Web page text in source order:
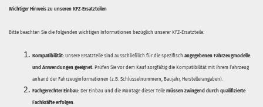
Wichtiger Hinweis zu unseren KFZ-Ersatzteilen
Bitte beachten Sie die folgenden wichtigen Informationen bezüglich unserer KFZ-Ersatzteile:
Kompatibilität: Unsere Ersatzteile sind ausschließlich für die spezifisch angegebenen Fahrzeugmodelle
und Anwendungen geeignet. Prüfen Sie vor dem Kauf sorgfältig die Kompatibilität mit Ihrem Fahrzeug
anhand der Fahrzeuginformationen (z.B. Schlüsselnummern, Baujahr, Herstellerangaben).
Fachgerechter Einbau: Der Einbau und die Montage dieser Teile müssen zwingend durch qualifizierte
Fachkräfte erfolgen.